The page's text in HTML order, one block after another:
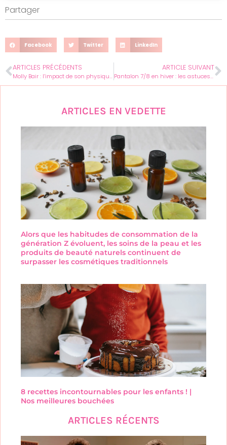
Partager
Facebook Twitter LinkedIn
ARTICLES PRÉCÉDENTS
Molly Bair : l’impact de son physique sur les défilés de mode
ARTICLE SUIVANT
Pantalon 7/8 en hiver : les astuces pour une silhouette élégante
ARTICLES EN VEDETTE
Alors que les habitudes de consommation de la
génération Z évoluent, les soins de la peau et les
produits de beauté naturels continuent de
surpasser les cosmétiques traditionnels
8 recettes incontournables pour les enfants ! |
Nos meilleures bouchées
ARTICLES RÉCENTS